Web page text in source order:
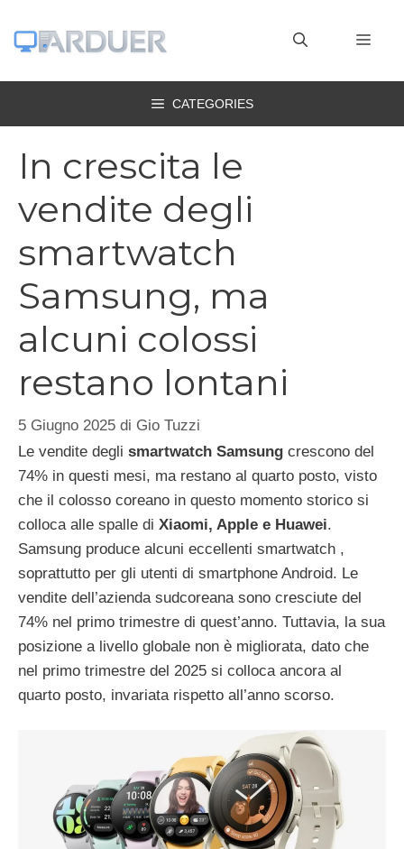
CATEGORIES
In crescita le
vendite degli
smartwatch
Samsung, ma
alcuni colossi
restano lontani
5 Giugno 2025 di Gio Tuzzi
Le vendite degli smartwatch Samsung crescono del
74% in questi mesi, ma restano al quarto posto, visto
che il colosso coreano in questo momento storico si
colloca alle spalle di Xiaomi, Apple e Huawei.
Samsung produce alcuni eccellenti smartwatch ,
soprattutto per gli utenti di smartphone Android. Le
vendite dell’azienda sudcoreana sono cresciute del
74% nel primo trimestre di quest’anno. Tuttavia, la sua
posizione a livello globale non è migliorata, dato che
nel primo trimestre del 2025 si colloca ancora al
quarto posto, invariata rispetto all’anno scorso.